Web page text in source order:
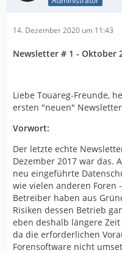
14. Dezember 2020 um 11:43
Newsletter # 1 - Oktober
Liebe Touareg-Freunde,
ersten "neuen"
Vorwort:
Der letzte echte
Dezember 2017 war das.
neu eingeführte
wie vielen anderen Foren
Betreiber haben aus
Risiken dessen Betrieb
eben deshalb längere
da die erforderlichen
Forensoftware nicht